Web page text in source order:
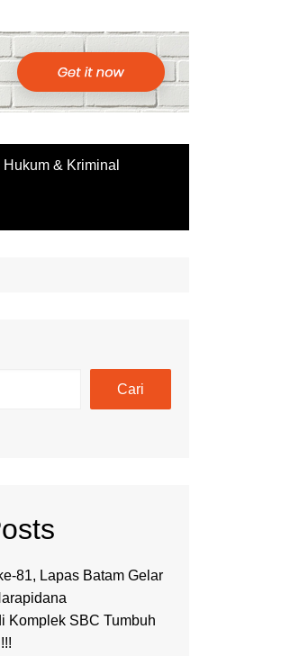
Hukum & Kriminal
Cari
81, Lapas Batam Gelar
Komplek SBC Tumbuh